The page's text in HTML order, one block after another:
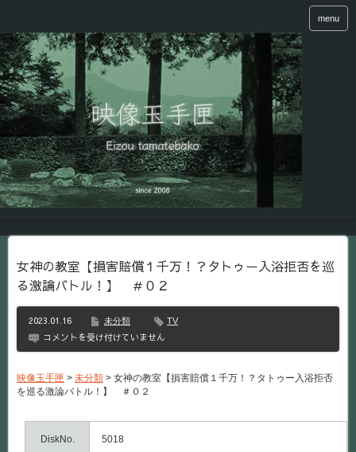
menu
女神の教室【損害賠償１千万！？タトゥー入浴拒否を巡
る激論バトル！】 ＃０２
2023.01.16 未分類 TV
女
神
教
室
【損
賠
償
コメントを受け付けていません
映像玉手匣 > 未分類 > 女神の教室【損害賠償１千万！？タトゥー入浴拒否
を巡る激論バトル！】 ＃０２
DiskNo. 5018